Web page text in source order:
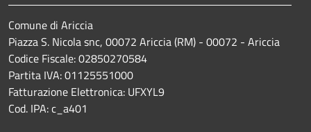
Comune di Ariccia
Piazza S. Nicola snc, 00072 Ariccia (RM) - 00072 - Ariccia
Codice Fiscale: 02850270584
Partita IVA: 01125551000
Fatturazione Elettronica: UFXYL9
Cod. IPA: c_a401